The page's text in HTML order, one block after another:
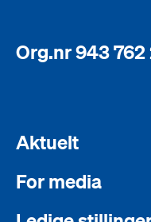
Org.nr 943 762
Aktuelt
For media